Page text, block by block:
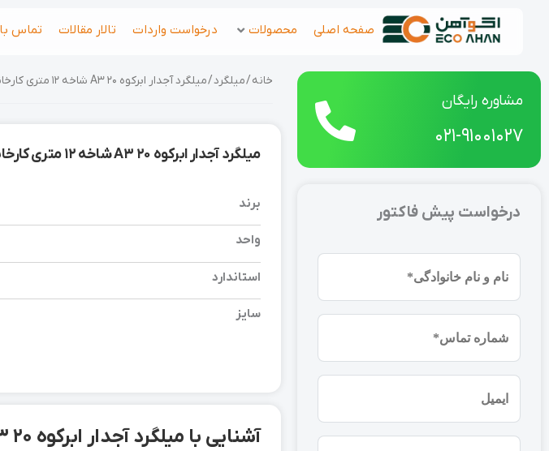
صفحه اصلی محصولات درخواست واردات تالار مقالات تماس
مشاوره رایگان
021-91001027
درخواست پیش فاکتور
نام
خانوادگی
(ضروری)
موبایل
(ضروری)
خانه/میلگرد/ میلگرد آجدار ابرکوه 20 A3 شاخه 12 متری کارخانه
میلگرد آجدار ابرکوه 20 A3 شاخه 12 متری کارخانه
برند
واحد
استاندارد
سایز
آشنایی با میلگرد آجدار ابرکوه 20 A3 شاخه 12 متری کارخانه